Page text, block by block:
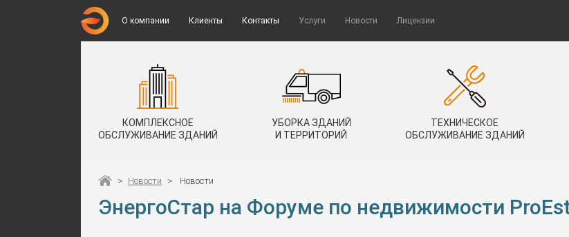
О компании Клиенты Контакты Услуги Новости Лицензии
КОМПЛЕКСНОЕ
ОБСЛУЖИВАНИЕ ЗДАНИЙ
УБОРКА ЗДАНИЙ
И ТЕРРИТОРИЙ
ТЕХНИЧЕСКОЕ
ОБСЛУЖИВАНИЕ ЗДАНИЙ
> Новости > Новости
ЭнергоСтар на Форуме по недвижимости